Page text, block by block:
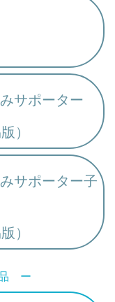
サポーター
）
サポーター子
）
ー